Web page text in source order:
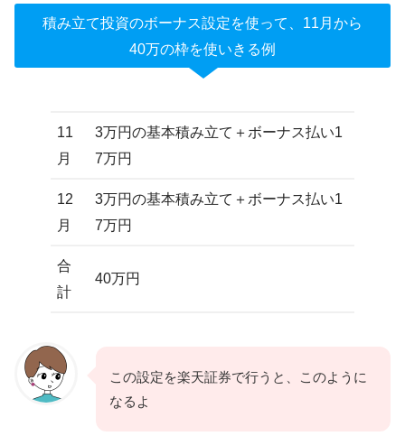
積み立て投資のボーナス設定を使って、11月から
40万の枠を使いきる例
11
月
3万円の基本積み立て＋ボーナス払い1
7万円
12
月
3万円の基本積み立て＋ボーナス払い1
7万円
合
計
40万円
この設定を楽天証券で行うと、このように
なるよ